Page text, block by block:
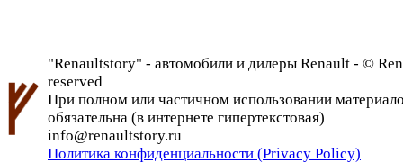
"Renaultstory" - автомобили и дилеры Renault - ©
reserved
При полном или частичном использовании
обязательна (в интернете гипертекстовая)
info@renaultstory.ru
Политика конфиденциальности (Privacy Policy)